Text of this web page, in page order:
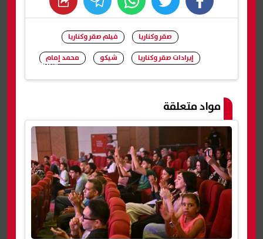
facebook
twitter
whats
شارك
صقر وكناريا
فيلم صقر وكناريا
إيرادات صقر وكناريا
شيكو محمد إمام
مواد متعلقة